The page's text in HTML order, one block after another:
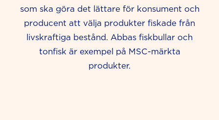
som ska göra det lättare för konsument och
producent att välja produkter fiskade från
livskraftiga bestånd. Abbas fiskbullar och
tonfisk är exempel på MSC-märkta
produkter.